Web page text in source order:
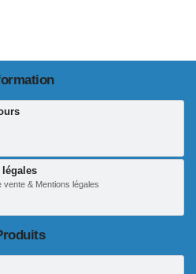
légales
vente & Mentions légales